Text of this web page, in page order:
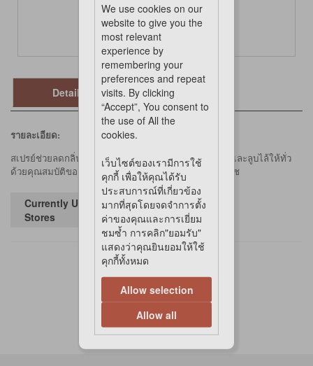
Not Available Online
Details
รายละเอียด:
สเปรย์ช่วยลดกลิ่นตัวสุนัขโดยไม่ต้องอาบน้ำ เพียงแค่ฉีดและลูบไล้ให้ทั่ว
ด้วยคุณสมบัติของแบคกิ้งโซดาและสารสกัดโปรตีนจากพืช
Currently Unavailable in
Stores
We use cookies on our
website to give you the
most relevant
experience by
remembering your
preferences and repeat
visits. By clicking
“Accept”, You consent to
the use of All the
cookies.
เว็บไซต์ของเรามีการใช้
คุกกี้ เพื่อให้คุณได้รับ
ประสบการณ์ที่เกี่ยวข้อง
มากที่สุดโดยจดจำการตั้ง
ค่าของคุณและการเยี่ยม
ชมซ้ำ การคลิก"ยอมรับ"
แสดงว่าคุณยินยอมให้ใช้
คุกกี้ทั้งหมด
Allow selection
Allow all